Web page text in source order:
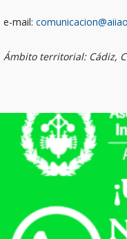
e-mail:
Ámbito territorial: Cádiz,